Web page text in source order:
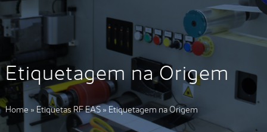
Etiquetagem na Origem
Home » Etiquetas RF EAS»Etiquetagem na Origem